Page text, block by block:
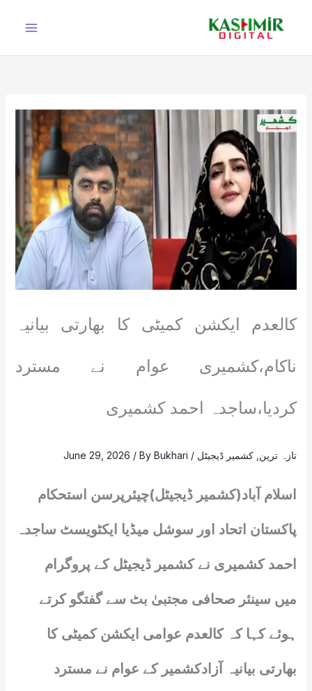
کالعدم ایکشن کمیٹی کا بھارتی بیانیہ
ناکام،کشمیری عوام نے مسترد
کردیا،ساجدہ احمد کشمیری
تازہ ترین کشمیر ڈیجیٹل /
June 29, 2026 / ByBukhari
اسلام آباد(کشمیر ڈیجیٹل)چیئرپرسن استحکام
پاکستان اتحاد اور سوشل میڈیا ایکٹویسٹ ساجدہ
احمد کشمیری نے کشمیر ڈیجیٹل کے پروگرام
میں سینئر صحافی مجتبیٰ بٹ سے گفتگو کرتے
ہوئے کہا کہ کالعدم عوامی ایکشن کمیٹی کا
بھارتی بیانیہ آزادکشمیر کے عوام نے مسترد